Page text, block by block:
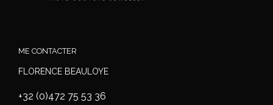
ME CONTACTER
FLORENCE BEAULOYE
+32 (0)472 75 53 36